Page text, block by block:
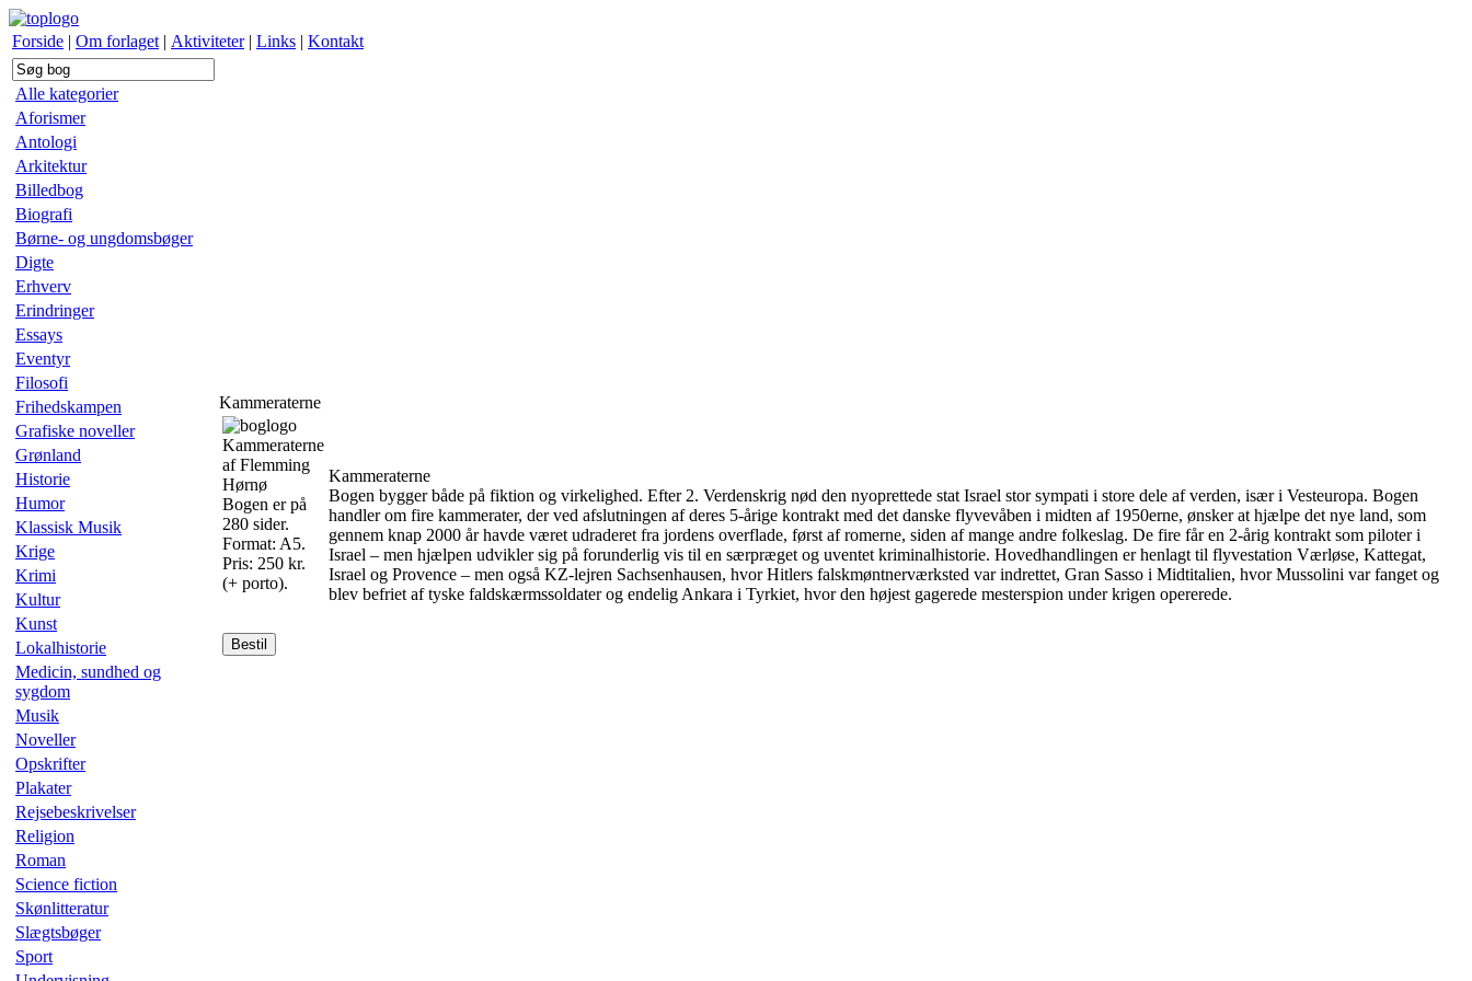
Forside | Om forlaget | Aktiviteter | Links | Kontakt
Alle kategorier
Aforismer
Antologi
Arkitektur
Billedbog
Biografi
Børne- og ungdomsbøger
Digte
Erhverv
Erindringer
Essays
Eventyr
Filosofi
Frihedskampen
Grafiske noveller
Grønland
Historie
Humor
Klassisk Musik
Krige
Krimi
Kultur
Kunst
Lokalhistorie
Medicin, sundhed og
sygdom
Musik
Noveller
Opskrifter
Plakater
Rejsebeskrivelser
Religion
Roman
Science fiction
Skønlitteratur
Slægtsbøger
Sport
Kammeraterne
Kammeraterne
af Flemming
Hørnø
Bogen er på
280 sider.
Format: A5.
Pris: 250 kr.
(+ porto).
Bestil
Kammeraterne
Bogen bygger både på fiktion og virkelighed. Efter 2. Verdenskrig nød den nyoprettede stat Israel stor sympati i store dele af verden, især i Vesteuropa. Bogen
handler om fire kammerater, der ved afslutningen af deres 5-årige kontrakt med det danske flyvevåben i midten af 1950erne, ønsker at hjælpe det nye land, som
gennem knap 2000 år havde været udraderet fra jordens overflade, først af romerne, siden af mange andre folkeslag. De fire får en 2-årig kontrakt som piloter i
Israel – men hjælpen udvikler sig på forunderlig vis til en særpræget og uventet kriminalhistorie. Hovedhandlingen er henlagt til flyvestation Værløse, Kattegat,
Israel og Provence – men også KZ-lejren Sachsenhausen, hvor Hitlers falskmøntnerværksted var indrettet, Gran Sasso i Midtitalien, hvor Mussolini var fanget og
blev befriet af tyske faldskærmssoldater og endelig Ankara i Tyrkiet, hvor den højest gagerede mesterspion under krigen opererede.